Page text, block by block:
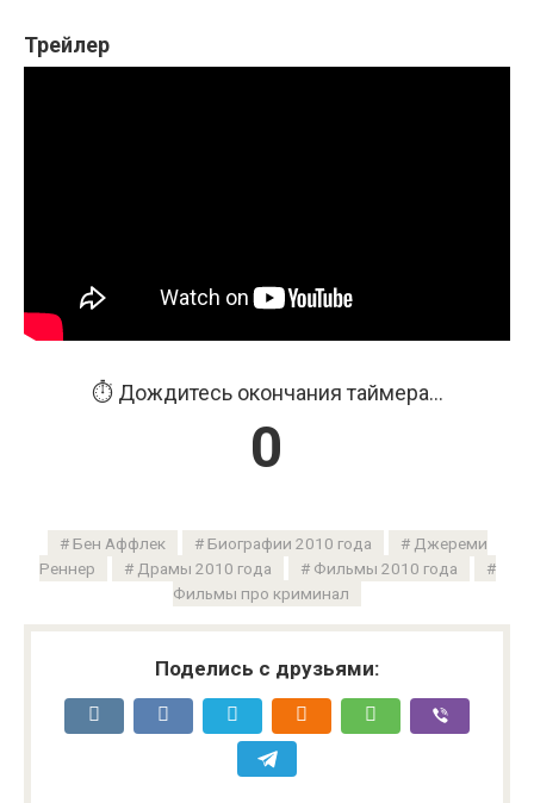
Трейлер
⏱️ Дождитесь окончания таймера...
0
Бен Аффлек Биографии 2010 года
Джереми
Реннер
Драмы 2010 года
Фильмы 2010 года
Фильмы про криминал
Поделись с друзьями: